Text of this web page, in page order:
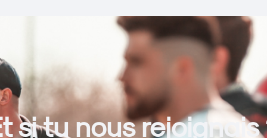
si tu nous rejoignais